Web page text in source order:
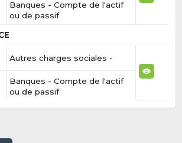
Banques - Compte de l'actif
ou de passif
Autres charges sociales -
Banques - Compte de l'actif
ou de passif